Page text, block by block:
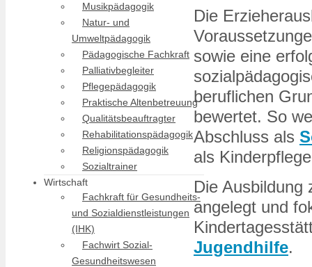
Die
sowie eine
beruflichen
bewertet. So
Abschluss als
als
Die
angelegt und
Jugendhilfe.
Musikpädagogik
Natur- und
Umweltpädagogik
Pädagogische Fachkraft
Palliativbegleiter
Pflegepädagogik
Praktische Altenbetreuung
Qualitätsbeauftragter
Rehabilitationspädagogik
Religionspädagogik
Sozialtrainer
Wirtschaft
Fachkraft für Gesundheits-
und Sozialdienstleistungen
(IHK)
Fachwirt Sozial-
Gesundheitswesen